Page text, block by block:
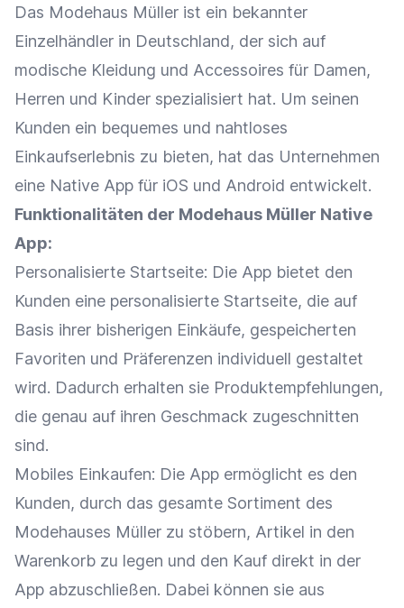
Das Modehaus Müller ist ein bekannter
Einzelhändler in Deutschland, der sich auf
modische Kleidung und Accessoires für Damen,
Herren und Kinder spezialisiert hat. Um seinen
Kunden ein bequemes und nahtloses
Einkaufserlebnis zu bieten, hat das Unternehmen
eine Native App für iOS und Android entwickelt.
Funktionalitäten der Modehaus Müller Native
App:
Personalisierte Startseite: Die App bietet den
Kunden eine personalisierte Startseite, die auf
Basis ihrer bisherigen Einkäufe, gespeicherten
Favoriten und Präferenzen individuell gestaltet
wird. Dadurch erhalten sie Produktempfehlungen,
die genau auf ihren Geschmack zugeschnitten
sind.
Mobiles Einkaufen: Die App ermöglicht es den
Kunden, durch das gesamte Sortiment des
Modehauses Müller zu stöbern, Artikel in den
Warenkorb zu legen und den Kauf direkt in der
App abzuschließen. Dabei können sie aus